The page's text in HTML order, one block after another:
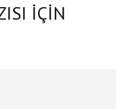
IÇIN